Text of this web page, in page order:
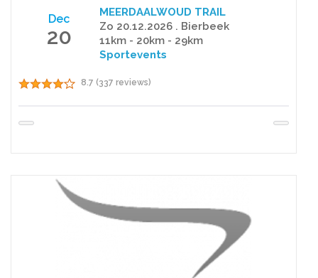
Dec
20
MEERDAALWOUD TRAIL
Zo 20.12.2026 . Bierbeek
11km - 20km - 29km
Sportevents
8.7 (337 reviews)